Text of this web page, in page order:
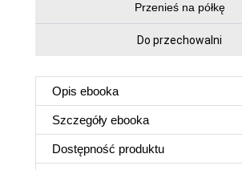
Przenieś na półkę
Do przechowalni
Opis ebooka
Szczegóły ebooka
Dostępność produktu